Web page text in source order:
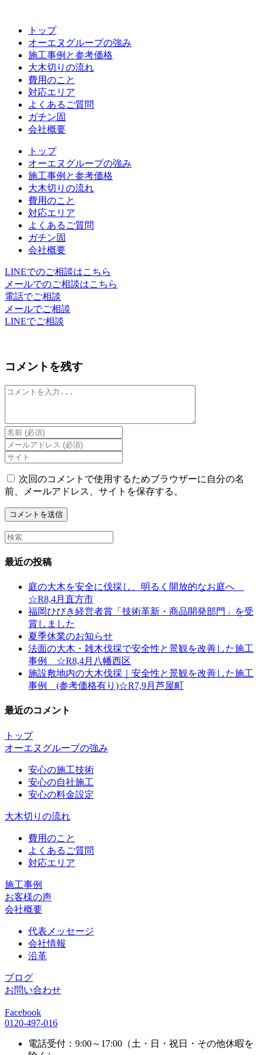
トップ
オーエヌグループの強み
施工事例と参考価格
大木切りの流れ
費用のこと
対応エリア
よくあるご質問
ガチン固
会社概要
トップ
オーエヌグループの強み
施工事例と参考価格
大木切りの流れ
費用のこと
対応エリア
よくあるご質問
ガチン固
会社概要
LINEでのご相談はこちら
メールでのご相談はこちら
電話でご相談
メールでご相談
LINEでご相談
コメントを残す
コ
ト
Enter
your
name
or
username
to
comment
Enter
your
email
address
to
comment
Enter
your
website
URL
(optional)
次回のコメントで使用するためブラウザーに自分の名
前、メールアドレス、サイトを保存する。
Search
this
website
最近の投稿
庭の大木を安全に伐採し、明るく開放的なお庭へ
☆R8,4月直方市
福岡ひびき経営者賞「技術革新・商品開発部門」を受
賞しました
夏季休業のお知らせ
法面の大木・雑木伐採で安全性と景観を改善した施工
事例 ☆R8,4月八幡西区
施設敷地内の大木伐採｜安全性と景観を改善した施工
事例 (参考価格有り)☆R7,9月芦屋町
最近のコメント
トップ
オーエヌグループの強み
安心の施工技術
安心の自社施工
安心の料金設定
大木切りの流れ
費用のこと
よくあるご質問
対応エリア
施工事例
お客様の声
会社概要
代表メッセージ
会社情報
沿革
ブログ
お問い合わせ
Facebook
0120-497-016
電話受付：9:00～17:00（土・日・祝日・その他休暇を